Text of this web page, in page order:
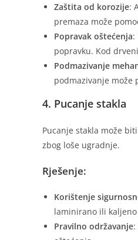
Zaštita od korozije:
premaza može
Popravak oštećenja:
popravku. Kod
Podmazivanje
podmazivanje može
4. Pucanje stakla
Pucanje stakla može
zbog loše ugradnje.
Rješenje:
Korištenje
laminirano ili
Pravilno održavanje